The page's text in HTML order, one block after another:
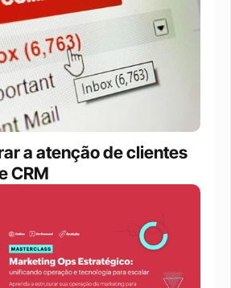
a atenção de clientes
CRM